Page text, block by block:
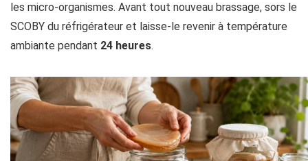
les micro-organismes. Avant tout nouveau brassage, sors le
SCOBY du réfrigérateur et laisse-le revenir à température
ambiante pendant 24 heures.